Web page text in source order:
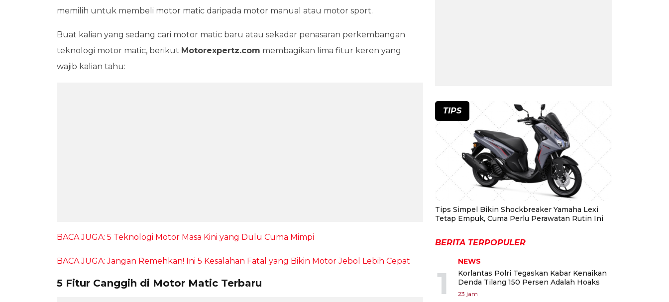
memilih untuk membeli motor matic daripada motor manual atau motor sport.
Buat kalian yang sedang cari motor matic baru atau sekadar penasaran perkembangan
teknologi motor matic, berikut Motorexpertz.com membagikan lima fitur keren yang
wajib kalian tahu:
BACA JUGA: 5 Teknologi Motor Masa Kini yang Dulu Cuma Mimpi
BACA JUGA: Jangan Remehkan! Ini 5 Kesalahan Fatal yang Bikin Motor Jebol Lebih Cepat
5 Fitur Canggih di Motor Matic Terbaru
TIPS
Tips Simpel Bikin Shockbreaker Yamaha Lexi
Tetap Empuk, Cuma Perlu Perawatan Rutin Ini
BERITA TERPOPULER
1
NEWS
Korlantas Polri Tegaskan Kabar Kenaikan
Denda Tilang 150 Persen Adalah Hoaks
23 jam